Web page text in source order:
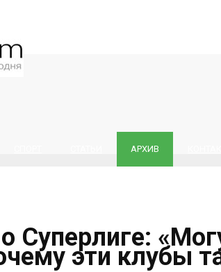
АРХИВ
Суперлиге:
эти клубы